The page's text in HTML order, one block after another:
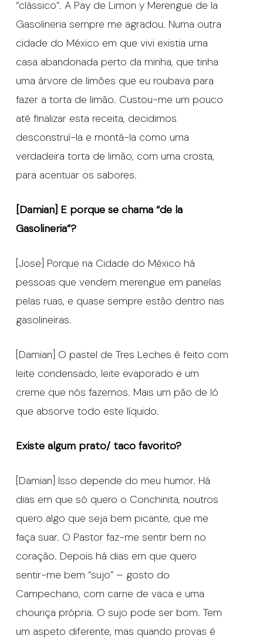
“clássico”. A Pay de Limon y Merengue de la
Gasolineria sempre me agradou. Numa outra
cidade do México em que vivi existia uma
casa abandonada perto da minha, que tinha
uma árvore de limões que eu roubava para
fazer a torta de limão. Custou-me um pouco
até finalizar esta receita, decidimos
desconstruí-la e montá-la como uma
verdadeira torta de limão, com uma crosta,
para acentuar os sabores.
[Damian] E porque se chama “de la
Gasolineria”?
[Jose] Porque na Cidade do México há
pessoas que vendem merengue em panelas
pelas ruas, e quase sempre estão dentro nas
gasolineiras.
[Damian] O pastel de Tres Leches é feito com
leite condensado, leite evaporado e um
creme que nós fazemos. Mais um pão de ló
que absorve todo este líquido.
Existe algum prato/ taco favorito?
[Damian] Isso depende do meu humor. Há
dias em que só quero o Conchinita, noutros
quero algo que seja bem picante, que me
faça suar. O Pastor faz-me sentir bem no
coração. Depois há dias em que quero
sentir-me bem “sujo” – gosto do
Campechano, com carne de vaca e uma
chouriça própria. O sujo pode ser bom. Tem
um aspeto diferente, mas quando provas é